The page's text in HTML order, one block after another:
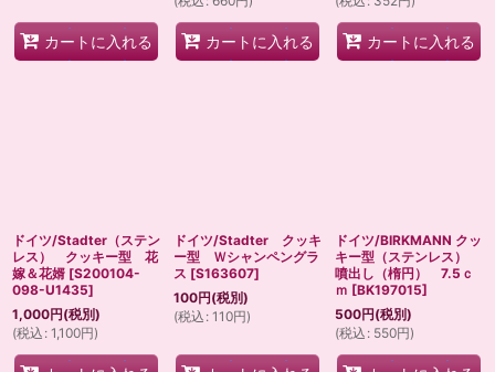
カートに入れる カートに入れる カートに入れる
ドイツ/Stadter（ステン
レス） クッキー型 花
嫁＆花婿 [S200104-
098-U1435]
1,000円(税別)
(税込 : 1,100円)
ドイツ/Stadter クッキ
ー型 Ｗシャンペングラ
ス [S163607]
100円(税別)
(税込 : 110円)
ドイツ/BIRKMANN クッ
キー型（ステンレス）
噴出し（楕円） 7.5ｃ
ｍ [BK197015]
500円(税別)
(税込 : 550円)